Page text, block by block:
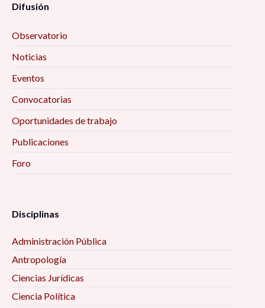
Difusión
Observatorio
Noticias
Eventos
Convocatorias
Oportunidades de trabajo
Publicaciones
Foro
Disciplinas
Administración Pública
Antropología
Ciencias Jurídicas
Ciencia Política